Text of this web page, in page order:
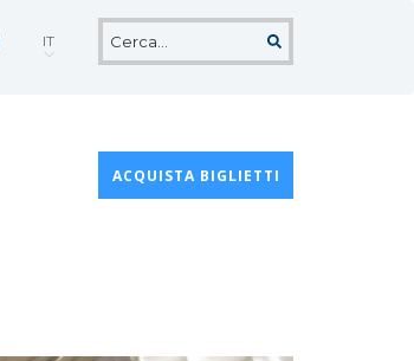
IT
ACQUISTA BIGLIETTI